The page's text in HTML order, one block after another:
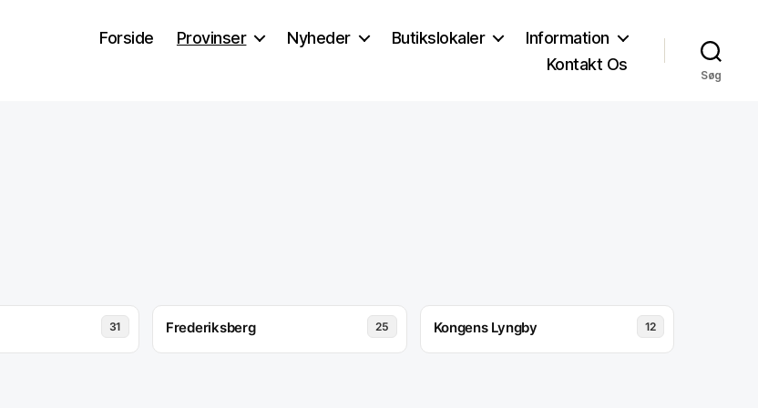
Forside Provinser Nyheder Butikslokaler
Information
Kontakt Os
Søg
31 Frederiksberg 25 Kongens Lyngby 12